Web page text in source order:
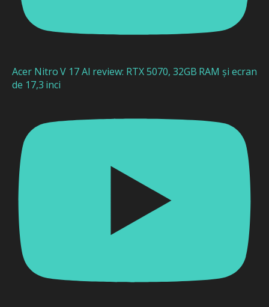
Acer Nitro V 17 AI review: RTX 5070, 32GB RAM și ecran
de 17,3 inci